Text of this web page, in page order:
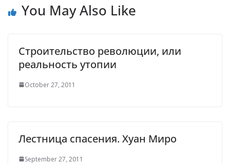
You May Also Like
Cтроительство революции, или
реальность утопии
October 27, 2011
Лестница спасения. Хуан Миро
September 27, 2011